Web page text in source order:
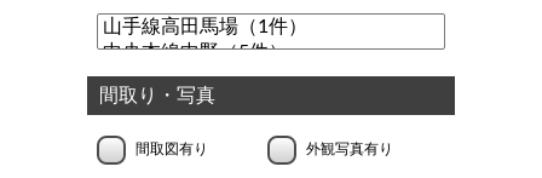
間取り・写真
間取図有り 外観写真有り